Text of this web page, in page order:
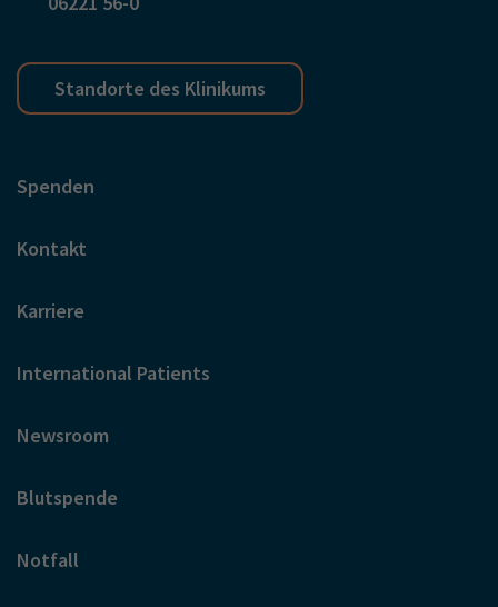
Standorte des Klinikums
Spenden
Kontakt
Karriere
International Patients
Newsroom
Blutspende
Notfall